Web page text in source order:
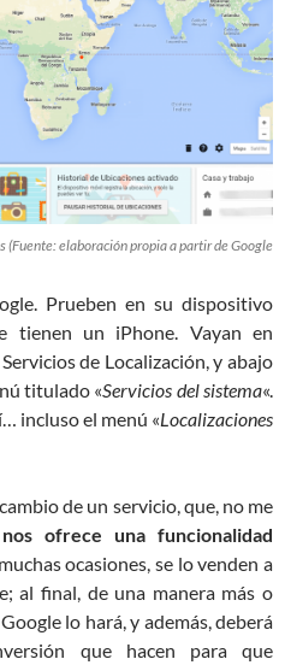
elaboración propia a partir de Google
Prueben en su dispositivo
tienen un iPhone. Vayan en
de Localización, y abajo
titulado «Servicios del sistema«.
incluso el menú «Localizaciones
de un servicio, que, no me
ofrece una funcionalidad
ocasiones, se lo venden a
al final, de una manera más o
lo hará, y además, deberá
que hacen para que